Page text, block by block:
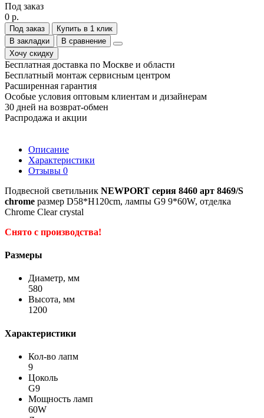
Под заказ
0 р.
Под заказ
Купить в 1 клик
В закладки
В сравнение
Хочу скидку
Бесплатная доставка по Москве и области
Бесплатный монтаж сервисным центром
Расширенная гарантия
Особые условия оптовым клиентам и дизайнерам
30 дней на возврат-обмен
Распродажа и акции
Описание
Характеристики
Отзывы 0
Подвесной светильник NEWPORT серия 8460 арт 8469/S
chrome размер D58*H120cm, лампы G9 9*60W, отделка
Chrome Clear crystal
Снято с производства!
Размеры
Диаметр, мм
580
Высота, мм
1200
Характеристики
Кол-во лапм
9
Цоколь
G9
Мощность ламп
60W